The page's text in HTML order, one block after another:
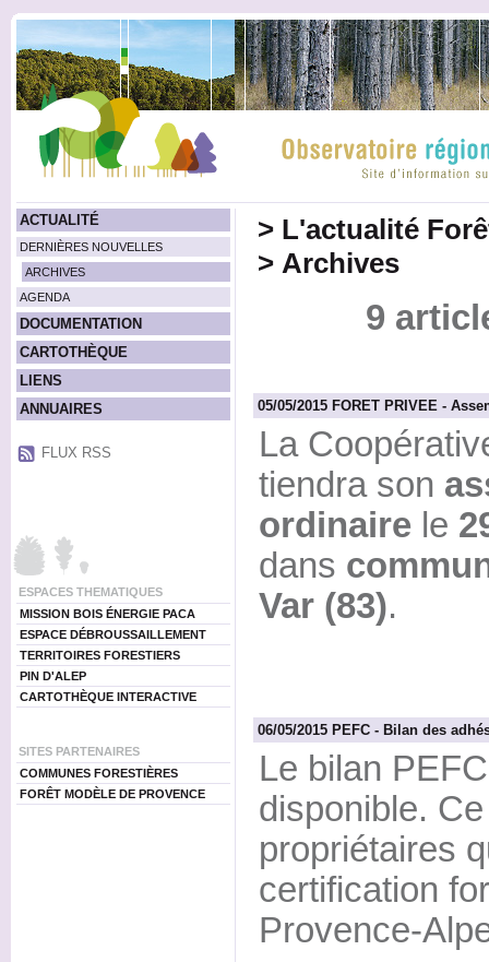
ACTUALITÉ
DERNIÈRES NOUVELLES
ARCHIVES
AGENDA
DOCUMENTATION
CARTOTHÈQUE
LIENS
ANNUAIRES
FLUX RSS
ESPACES THEMATIQUES
MISSION BOIS ÉNERGIE PACA
ESPACE DÉBROUSSAILLEMENT
TERRITOIRES FORESTIERS
PIN D'ALEP
CARTOTHÈQUE INTERACTIVE
SITES PARTENAIRES
COMMUNES FORESTIÈRES
FORÊT MODÈLE DE PROVENCE
> L'actualité
> Archives
9
05/05/2015 FORET PRIVEE -
La
tiendra son
ordinairele
dans
Var (83).
06/05/2015 PEFC - Bilan des
Le bilan
disponible.
propriétaires
certification
Provence-